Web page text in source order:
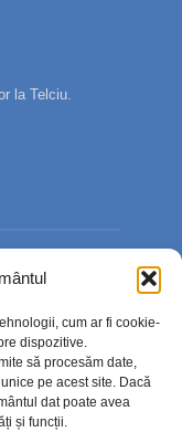
cum ar fi cookie-
dispozitive.
să procesăm date,
pe acest site. Dacă
dat poate avea
și funcții.
la Telciu.